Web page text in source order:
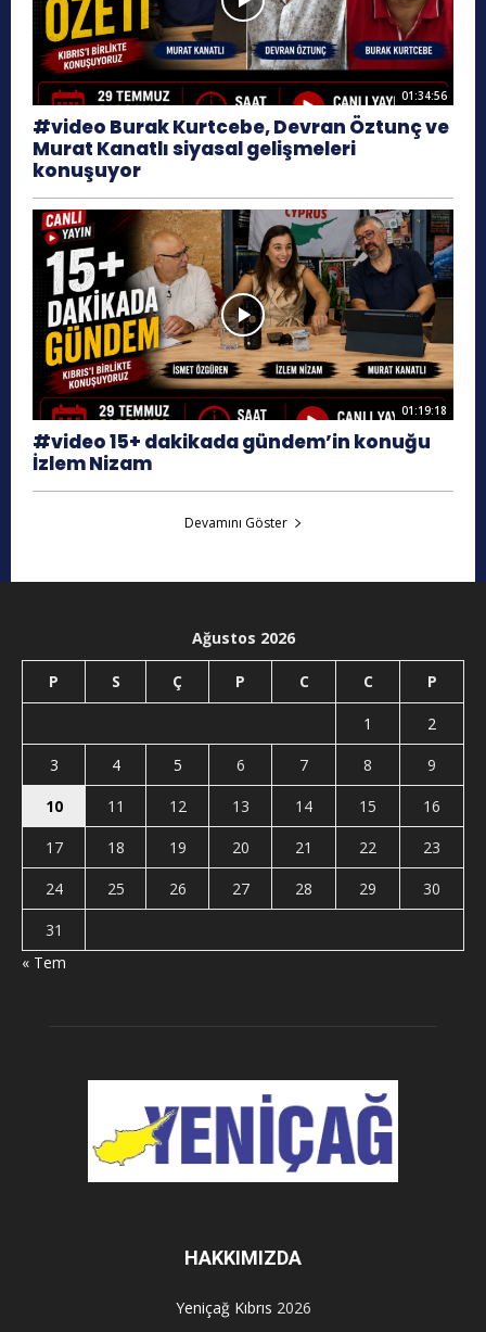
01:34:56
#video Burak Kurtcebe, Devran Öztunç ve
Murat Kanatlı siyasal gelişmeleri
konuşuyor
01:19:18
#video 15+ dakikada gündem’in konuğu
İzlem Nizam
Devamını Göster
Ağustos 2026
P S Ç P C C P
1
2
3
4 5 6 7 8
9
10
11 12 13 14 15
16
17
18 19 20 21 22
23
24
25 26 27 28 29
30
31
« Tem
HAKKIMIZDA
Yeniçağ Kıbrıs 2026